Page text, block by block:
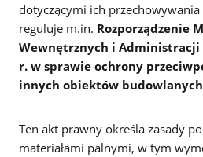
dotyczącymi ich przechowywania
reguluje m.in. Rozporządzenie
Wewnętrznych i Administracji
r. w sprawie ochrony
innych obiektów
Ten akt prawny określa zasady
materiałami palnymi, w tym